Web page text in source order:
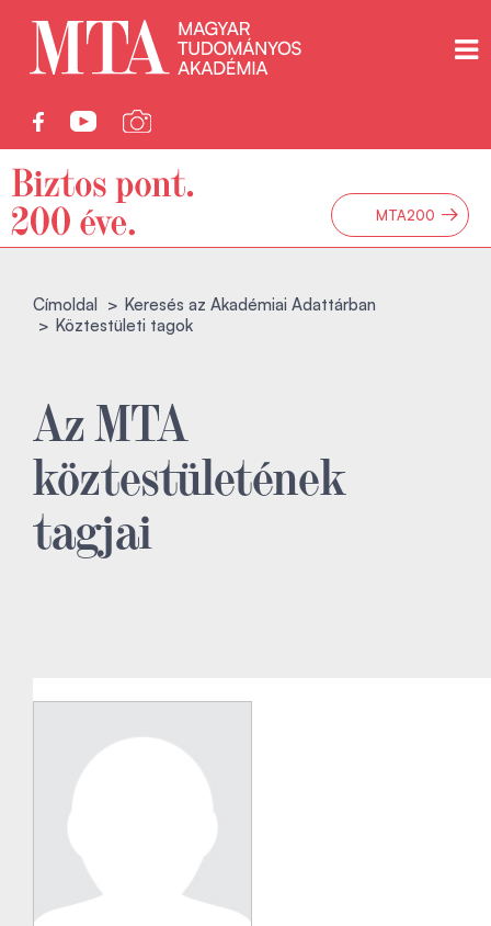
MTA200 →
Címoldal
Keresés az Akadémiai Adattárban
Köztestületi tagok
Az MTA
köztestületének
tagjai